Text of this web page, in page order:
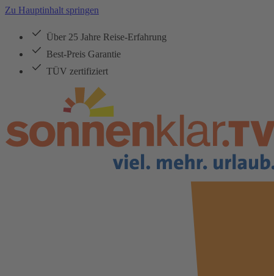
Zu Hauptinhalt springen
Über 25 Jahre Reise-Erfahrung
Best-Preis Garantie
TÜV zertifiziert